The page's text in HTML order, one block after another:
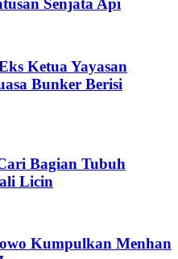
Senjata Api
Ketua Yayasan
Bunker Berisi
Bagian Tubuh
Licin
Kumpulkan Menhan